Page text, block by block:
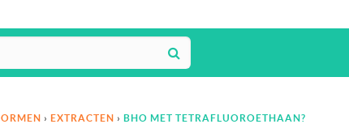
› EXTRACTEN › BHO MET TETRAFLUOROETHAAN?